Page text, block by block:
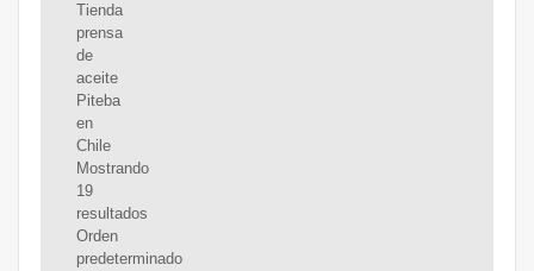
Tienda
prensa
de
aceite
Piteba
en
Chile
Mostrando
19
resultados
Orden
predeterminado